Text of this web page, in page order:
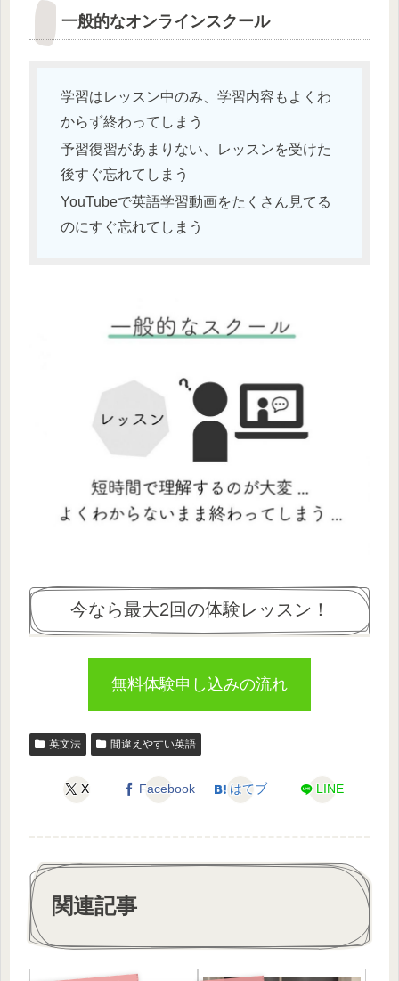
一般的なオンラインスクール
学習はレッスン中のみ、学習内容もよくわ
からず終わってしまう
予習復習があまりない、レッスンを受けた
後すぐ忘れてしまう
YouTubeで英語学習動画をたくさん見てる
のにすぐ忘れてしまう
今なら最大2回の体験レッスン！
無料体験申し込みの流れ
英文法 間違えやすい英語
X Facebook はてブ LINE
関連記事